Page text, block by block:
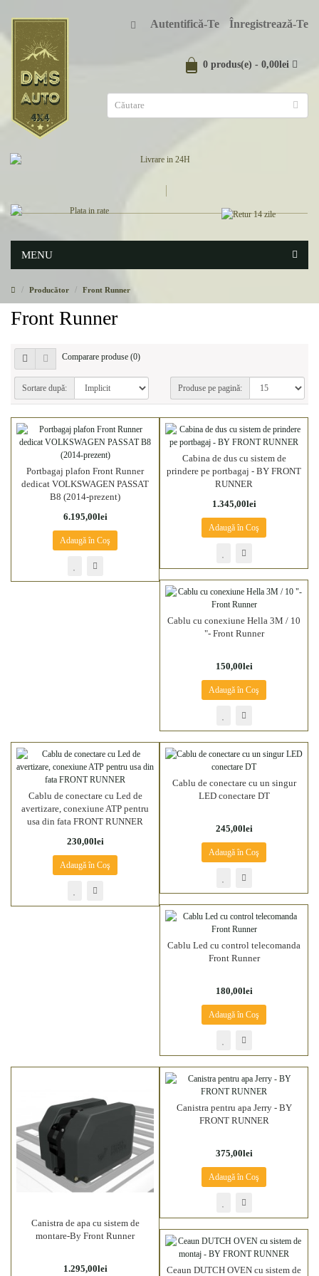
Autentifică-Te Înregistrează-Te
0 produs(e) - 0,00lei
MENU
Producător Front Runner
Front Runner
Comparare produse (0)
Sortare după: Produse pe pagină:
Portbagaj plafon Front Runner
dedicat VOLKSWAGEN PASSAT
B8 (2014-prezent)
6.195,00lei
Adaugă în Coş
Cabina de dus cu sistem de
prindere pe portbagaj - BY FRONT
RUNNER
1.345,00lei
Adaugă în Coş
Cablu cu conexiune Hella 3M / 10
"- Front Runner
150,00lei
Adaugă în Coş
Cablu de conectare cu Led de
avertizare, conexiune ATP pentru
usa din fata FRONT RUNNER
230,00lei
Adaugă în Coş
Cablu de conectare cu un singur
LED conectare DT
245,00lei
Adaugă în Coş
Cablu Led cu control telecomanda
Front Runner
180,00lei
Adaugă în Coş
Canistra de apa cu sistem de
montare-By Front Runner
1.295,00lei
Canistra pentru apa Jerry - BY
FRONT RUNNER
375,00lei
Adaugă în Coş
Ceaun DUTCH OVEN cu sistem de